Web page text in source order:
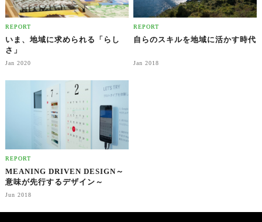
REPORT
いま、地域に求められる「らし
さ」
Jan 2020
REPORT
自らのスキルを地域に活かす時代
Jan 2018
REPORT
MEANING DRIVEN DESIGN～
意味が先行するデザイン～
Jun 2018